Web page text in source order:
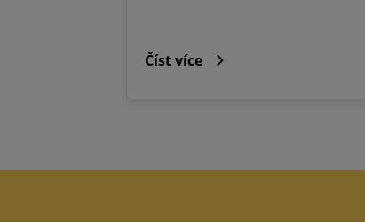
Číst více